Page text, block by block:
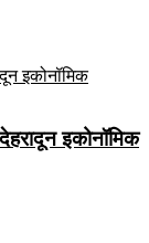
इकोनॉमिक